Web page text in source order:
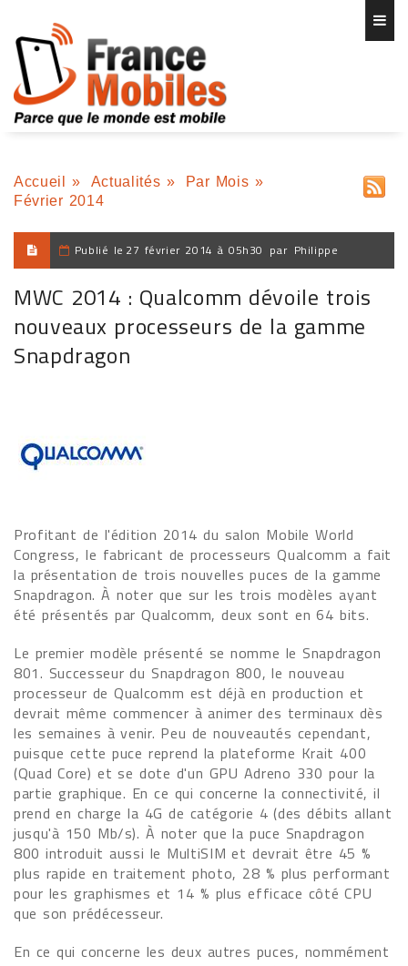
Accueil » Actualités » Par Mois »
Février 2014
Publié le 27 février 2014 à 05h30 par Philippe
MWC 2014 : Qualcomm dévoile trois
nouveaux processeurs de la gamme
Snapdragon
Profitant de l'édition 2014 du salon Mobile World
Congress, le fabricant de processeurs Qualcomm a fait
la présentation de trois nouvelles puces de la gamme
Snapdragon. À noter que sur les trois modèles ayant
été présentés par Qualcomm, deux sont en 64 bits.
Le premier modèle présenté se nomme le Snapdragon
801. Successeur du Snapdragon 800, le nouveau
processeur de Qualcomm est déjà en production et
devrait même commencer à animer des terminaux dès
les semaines à venir. Peu de nouveautés cependant,
puisque cette puce reprend la plateforme Krait 400
(Quad Core) et se dote d'un GPU Adreno 330 pour la
partie graphique. En ce qui concerne la connectivité, il
prend en charge la 4G de catégorie 4 (des débits allant
jusqu'à 150 Mb/s). À noter que la puce Snapdragon
800 introduit aussi le MultiSIM et devrait être 45 %
plus rapide en traitement photo, 28 % plus performant
pour les graphismes et 14 % plus efficace côté CPU
que son prédécesseur.
En ce qui concerne les deux autres puces, nommément